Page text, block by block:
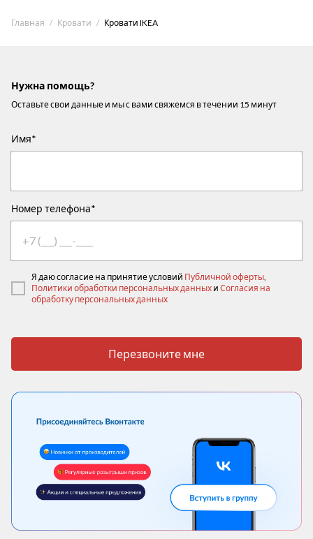
Главная Кровати Кровати IKEA
Нужна помощь?
Оставьте свои данные и мы с вами свяжемся в течении 15 минут
Имя*
Номер телефона*
Я даю согласие на принятие условий Публичной оферты,
Политики обработки персональных данных и Согласия на
обработку персональных данных
Перезвоните мне